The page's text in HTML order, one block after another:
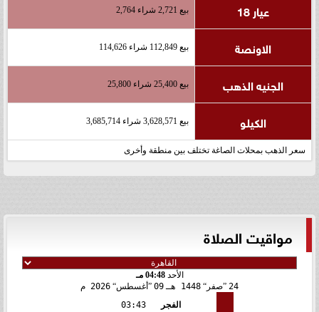
عيار 18 بيع 2,721 شراء 2,764
الاونصة بيع 112,849 شراء 114,626
الجنيه الذهب بيع 25,400 شراء 25,800
الكيلو بيع 3,628,571 شراء 3,685,714
سعر الذهب بمحلات الصاغة تختلف بين منطقة وأخرى
مواقيت الصلاة
الأحد04:48 مـ
24 صفر 1448 هـ 09 أغسطس 2026 م
الفجر
03:43